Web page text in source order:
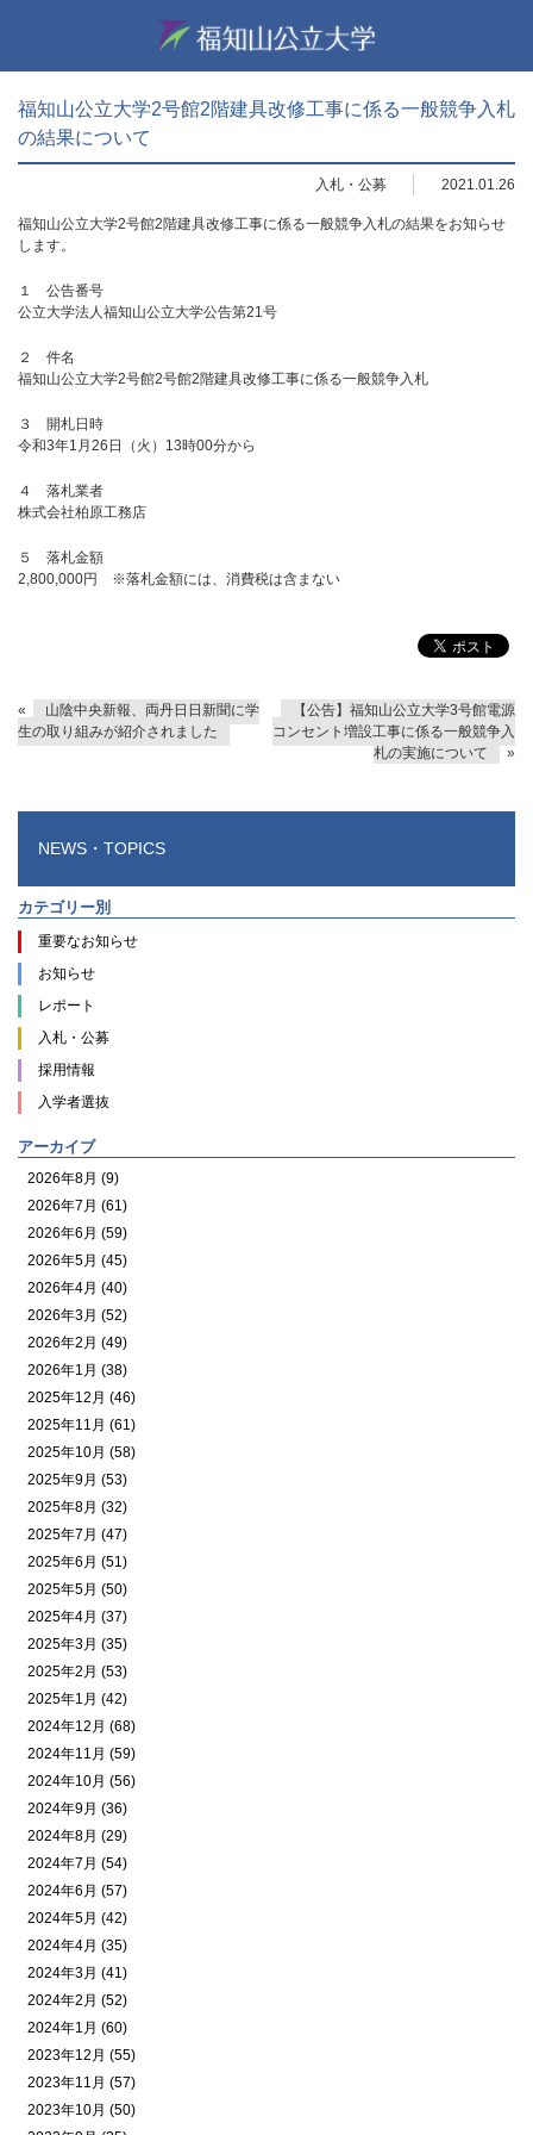
福知山公立大学2号館2階建具改修工事に係る一般競争入札
の結果について
入札・公募 2021.01.26
福知山公立大学2号館2階建具改修工事に係る一般競争入札の結果をお知らせ
します。
１ 公告番号
公立大学法人福知山公立大学公告第21号
２ 件名
福知山公立大学2号館2号館2階建具改修工事に係る一般競争入札
３ 開札日時
令和3年1月26日（火）13時00分から
４ 落札業者
株式会社柏原工務店
５ 落札金額
2,800,000円 ※落札金額には、消費税は含まない
«
山陰中央新報、両丹日日新聞に学
生の取り組みが紹介されました
【公告】福知山公立大学3号館電源
コンセント増設工事に係る一般競争入
札の実施について
»
NEWS・TOPICS
カテゴリー別
重要なお知らせ
お知らせ
レポート
入札・公募
採用情報
入学者選抜
アーカイブ
2026年8月 (9)
2026年7月 (61)
2026年6月 (59)
2026年5月 (45)
2026年4月 (40)
2026年3月 (52)
2026年2月 (49)
2026年1月 (38)
2025年12月 (46)
2025年11月 (61)
2025年10月 (58)
2025年9月 (53)
2025年8月 (32)
2025年7月 (47)
2025年6月 (51)
2025年5月 (50)
2025年4月 (37)
2025年3月 (35)
2025年2月 (53)
2025年1月 (42)
2024年12月 (68)
2024年11月 (59)
2024年10月 (56)
2024年9月 (36)
2024年8月 (29)
2024年7月 (54)
2024年6月 (57)
2024年5月 (42)
2024年4月 (35)
2024年3月 (41)
2024年2月 (52)
2024年1月 (60)
2023年12月 (55)
2023年11月 (57)
2023年10月 (50)